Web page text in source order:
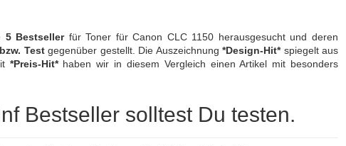
5 Bestsellerfür Toner für Canon CLC 1150 herausgesucht und deren
Testgegenüber gestellt. Die Auszeichnung*Design-Hit*spiegelt aus
*Preis-Hit*haben wir in diesem Vergleich einen Artikel mit besonders
Bestseller solltest Du testen.